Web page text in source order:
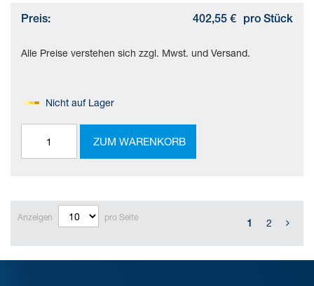
Preis: 402,55 € pro Stück
Alle Preise verstehen sich zzgl. Mwst. und Versand.
Nicht auf Lager
ZUM WARENKORB
Anzeigen pro Seite 1 2